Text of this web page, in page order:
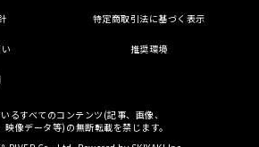
特定商取引法に基づく表示
推奨環境
るすべてのコンテンツ(記事、画像、
映像データ等)の無断転載を禁じます。